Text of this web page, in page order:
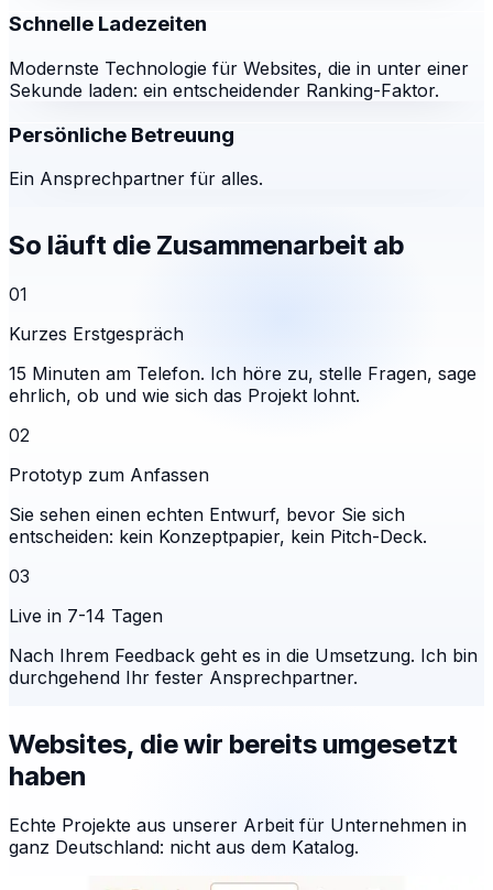
Schnelle Ladezeiten
Modernste Technologie für Websites, die in unter einer
Sekunde laden: ein entscheidender Ranking-Faktor.
Persönliche Betreuung
Ein Ansprechpartner für alles.
So läuft die Zusammenarbeit ab
01
Kurzes Erstgespräch
15 Minuten am Telefon. Ich höre zu, stelle Fragen, sage
ehrlich, ob und wie sich das Projekt lohnt.
02
Prototyp zum Anfassen
Sie sehen einen echten Entwurf, bevor Sie sich
entscheiden: kein Konzeptpapier, kein Pitch-Deck.
03
Live in 7-14 Tagen
Nach Ihrem Feedback geht es in die Umsetzung. Ich bin
durchgehend Ihr fester Ansprechpartner.
Websites, die wir bereits umgesetzt
haben
Echte Projekte aus unserer Arbeit für Unternehmen in
ganz Deutschland: nicht aus dem Katalog.